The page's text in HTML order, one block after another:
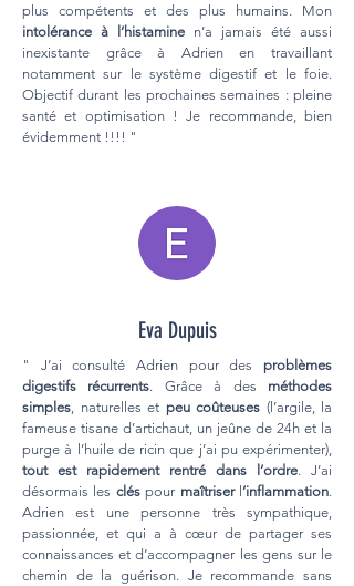
plus compétents et des plus humains. Mon
intolérance à l’histamine n’a jamais été aussi
inexistante grâce à Adrien en travaillant
notamment sur le système digestif et le foie.
Objectif durant les prochaines semaines : pleine
santé et optimisation ! Je recommande, bien
évidemment !!!! "
Eva Dupuis
" J’ai consulté Adrien pour des problèmes
digestifs récurrents. Grâce à des méthodes
simples, naturelles et peu coûteuses (l’argile, la
fameuse tisane d’artichaut, un jeûne de 24h et la
purge à l’huile de ricin que j’ai pu expérimenter),
tout est rapidement rentré dans l’ordre. J’ai
désormais les cléspour maîtriserl’inflammation.
Adrien est une personne très sympathique,
passionnée, et qui a à cœur de partager ses
connaissances et d’accompagner les gens sur le
chemin de la guérison. Je recommande sans